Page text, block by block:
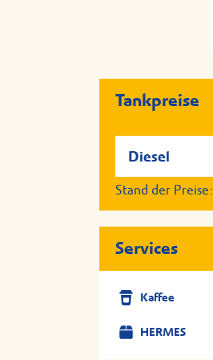
Tankpreise
Diesel
Stand der Preise:
Services
Kaffee
HERMES